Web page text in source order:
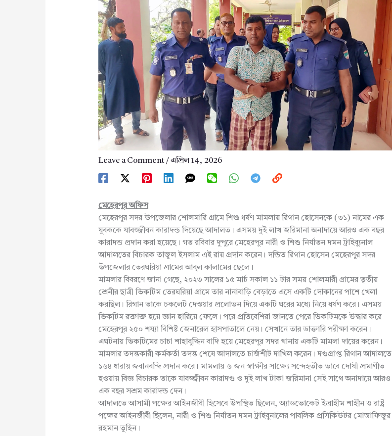
Leave a Comment / এপ্রিল 14, 2026
মেহেরপুর অফিস
মেহেরপুর সদর উপজেলার শোলমারি গ্রামে শিশু ধর্ষণ মামলায় রিগান হোসেনকে (৩১) নামের এক
যুবককে যাবজ্জীবন কারাদন্ড দিয়েছে আদালত। এসময় দুই লাখ জরিমানা অনাদায়ে আরও এক বছর
কারাদন্ড প্রদান করা হয়েছে। গত রবিবার দুপুরে মেহেরপুর নারী ও শিশু নির্যাতন দমন ট্রাইব্যুনাল
আদালতের বিচারক তাজুল ইসলাম এই রায় প্রদান করেন। দন্ডিত রিগান হোসেন মেহেরপুর সদর
উপজেলার তেরঘরিয়া গ্রামের আবুল কালামের ছেলে।
মামলার বিবরণে জানা গেছে, ২০২৩ সালের ১৫ মার্চ সকাল ১১ টার সময় শোলমারী গ্রামের তৃতীয়
শ্রেনীর ছাত্রী ভিকটিম তেরঘরিয়া গ্রামে তার নানাবাড়ি বেড়াতে এসে একটি দোকানের পাশে খেলা
করছিল। রিগান তাকে চকলেট দেওয়ার প্রলোভন দিয়ে একটি ঘরের মধ্যে নিয়ে ধর্ষণ করে। এসময়
ভিকটিম রক্তাক্ত হয়ে জ্ঞান হারিয়ে ফেলে। পরে প্রতিবেশিরা জানতে পেরে ভিকটিমকে উদ্ধার করে
মেহেরপুর ২৫০ শয্যা বিশিষ্ট জেনারেল হাসপাতালে নেয়। সেখানে তার ডাক্তারি পরীক্ষা করেন।
এঘটনায় ভিকটিমের চাচা শাহাবুদ্দিন বাদি হয়ে মেহেরপুর সদর থানায় একটি মামলা দায়ের করেন।
মামলার তদন্তকারী কর্মকর্তা তদন্ত শেষে আদালতে চার্জশীট দাখিল করেন। দণ্ডপ্রাপ্ত রিগান আদালতে
১৬৪ ধারায় জবানবন্দি প্রদান করে। মামলায় ৬ জন স্বাক্ষীর সাক্ষ্যে সন্দেহতীত ভাবে দোষী প্রমাণীত
হওয়ায় বিজ্ঞ বিচারক তাকে যাবজ্জীবন কারাদণ্ড ও দুই লাখ টাকা জরিমানা সেই সাথে অনাদায়ে আরও
এক বছর সশ্রম কারাদন্ড দেন।
আদালতে আসামী পক্ষের আইনজীবী হিসেবে উপস্থিত ছিলেন, অ্যাডভোকেট ইব্রাহীম শাহীন ও রাষ্ট্র
পক্ষের আইনজীবী ছিলেন, নারী ও শিশু নির্যাতন দমন ট্রাইবুনালের পাবলিক প্রসিকিউটর মোস্তাফিজুর
রহমান তুহিন।